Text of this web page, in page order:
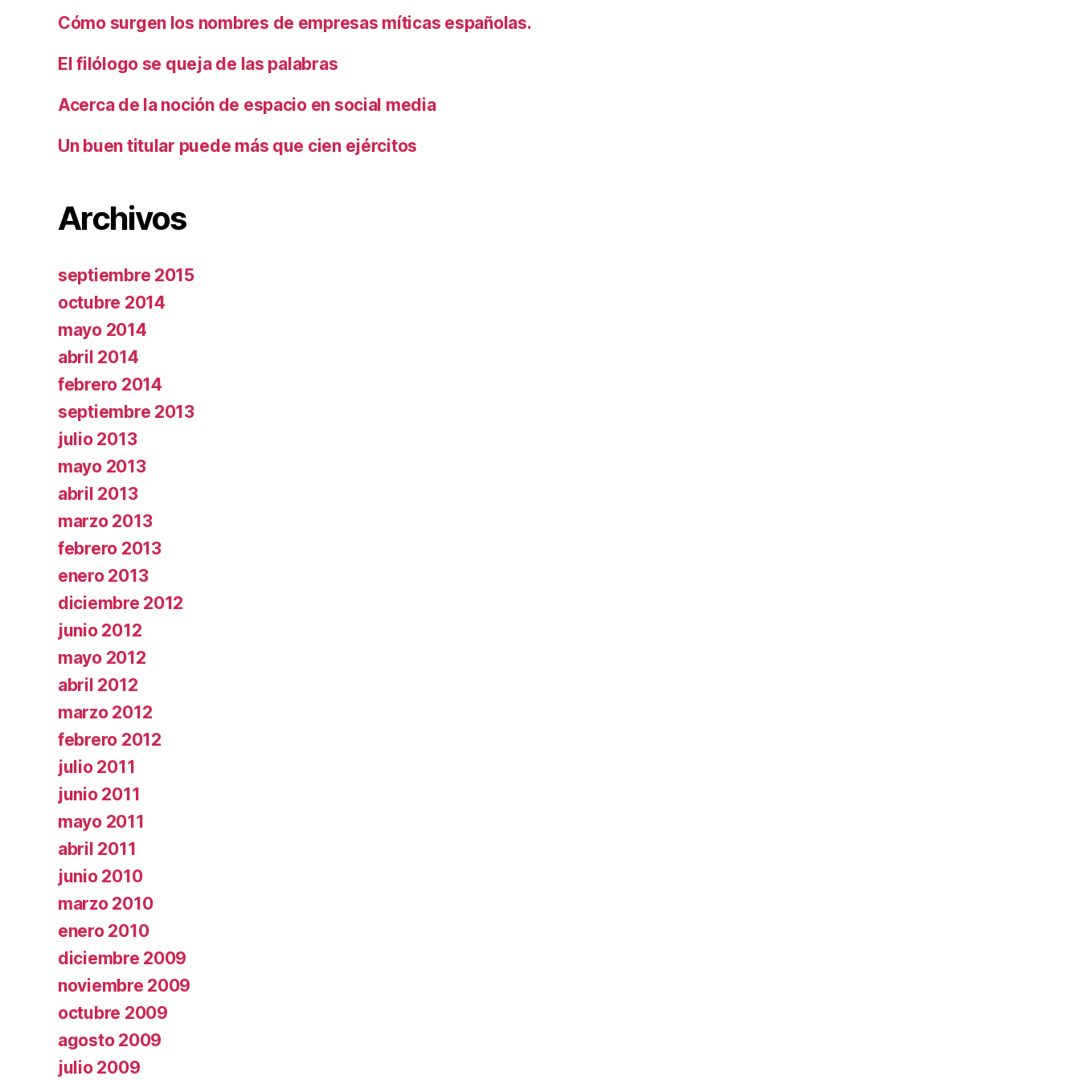
Cómo surgen los nombres de empresas míticas españolas.
El filólogo se queja de las palabras
Acerca de la noción de espacio en social media
Un buen titular puede más que cien ejércitos
Archivos
septiembre 2015
octubre 2014
mayo 2014
abril 2014
febrero 2014
septiembre 2013
julio 2013
mayo 2013
abril 2013
marzo 2013
febrero 2013
enero 2013
diciembre 2012
junio 2012
mayo 2012
abril 2012
marzo 2012
febrero 2012
julio 2011
junio 2011
mayo 2011
abril 2011
junio 2010
marzo 2010
enero 2010
diciembre 2009
noviembre 2009
octubre 2009
agosto 2009
julio 2009